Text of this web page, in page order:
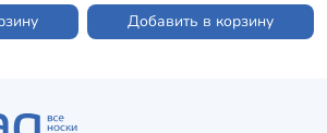
Добавить в корзину